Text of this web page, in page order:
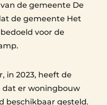
de gemeente De
de gemeente Het
voor de
in 2023, heeft de
er woningbouw
beschikbaar gesteld.